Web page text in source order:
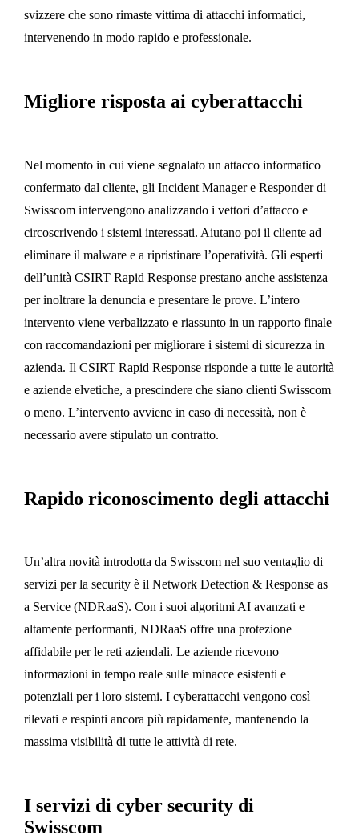
svizzere che sono rimaste vittima di attacchi informatici,
intervenendo in modo rapido e professionale.
Migliore risposta ai cyberattacchi
Nel momento in cui viene segnalato un attacco informatico
confermato dal cliente, gli Incident Manager e Responder di
Swisscom intervengono analizzando i vettori d’attacco e
circoscrivendo i sistemi interessati. Aiutano poi il cliente ad
eliminare il malware e a ripristinare l’operatività. Gli esperti
dell’unità CSIRT Rapid Response prestano anche assistenza
per inoltrare la denuncia e presentare le prove. L’intero
intervento viene verbalizzato e riassunto in un rapporto finale
con raccomandazioni per migliorare i sistemi di sicurezza in
azienda. Il CSIRT Rapid Response risponde a tutte le autorità
e aziende elvetiche, a prescindere che siano clienti Swisscom
o meno. L’intervento avviene in caso di necessità, non è
necessario avere stipulato un contratto.
Rapido riconoscimento degli attacchi
Un’altra novità introdotta da Swisscom nel suo ventaglio di
servizi per la security è il Network Detection & Response as
a Service (NDRaaS). Con i suoi algoritmi AI avanzati e
altamente performanti, NDRaaS offre una protezione
affidabile per le reti aziendali. Le aziende ricevono
informazioni in tempo reale sulle minacce esistenti e
potenziali per i loro sistemi. I cyberattacchi vengono così
rilevati e respinti ancora più rapidamente, mantenendo la
massima visibilità di tutte le attività di rete.
I servizi di cyber security di
Swisscom